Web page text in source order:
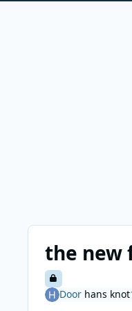
the new
Door hans knot